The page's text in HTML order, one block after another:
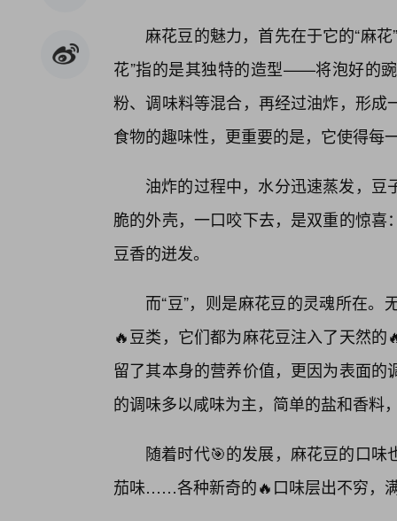
麻花豆的魅力，首先在于它的“麻
花”指的是其独特的造型——将泡好的
粉、调味料等混合，再经过油炸，形
食物的趣味性，更重要的是，它使得每
油炸的过程中，水分迅速蒸发，
脆的外壳，一口咬下去，是双重的惊
豆香的迸发。
而“豆”，则是麻花豆的灵魂所在
🔥豆类，它们都为麻花豆注入了天然
留了其本身的营养价值，更因为表面
的调味多以咸味为主，简单的盐和香料
随着时代🎯的发展，麻花豆的口
茄味……各种新奇的🔥口味层出不穷，